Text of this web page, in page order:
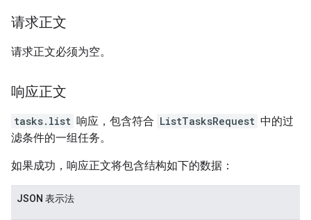
请求正文
请求正文必须为空。
响应正文
tasks.list 响应，包含符合 ListTasksRequest 中的过
滤条件的一组任务。
如果成功，响应正文将包含结构如下的数据：
JSON 表示法